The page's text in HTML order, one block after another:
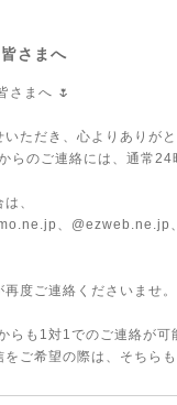
さまへ
さまへ 🌷
ただき、心よりありがと
らのご連絡には、通常24
、
、
度ご連絡くださいませ。
らも1対1でのご連絡が可
ご希望の際は、そちら